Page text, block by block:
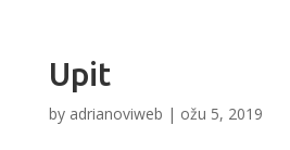
Upit
by adrianoviweb | ožu 5, 2019